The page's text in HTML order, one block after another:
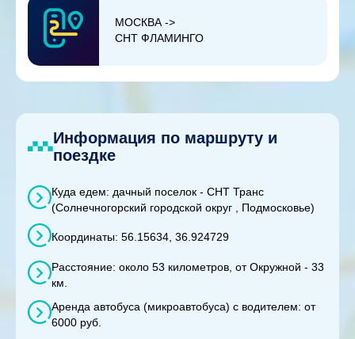
МОСКВА ->
СНТ ФЛАМИНГО
Информация по маршруту и
поездке
Куда едем: дачный поселок - СНТ Транс
(Солнечногорский городской округ , Подмосковье)
Координаты: 56.15634, 36.924729
Расстояние: около 53 километров, от Окружной - 33
км.
Аренда автобуса (микроавтобуса) с водителем: от
6000 руб.